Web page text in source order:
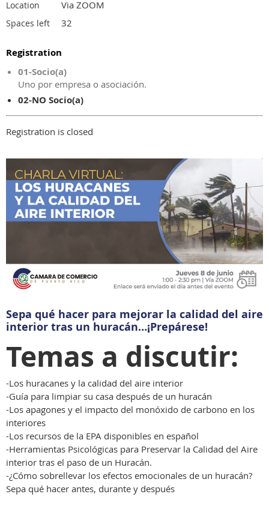
Location Via ZOOM
Spaces left 32
Registration
01-Socio(a)
Uno por empresa o asociación.
02-NO Socio(a)
Registration is closed
Sepa qué hacer para mejorar la calidad del aire
interior tras un huracán…¡Prepárese!
Temas a discutir:
-Los huracanes y la calidad del aire interior
-Guía para limpiar su casa después de un huracán
-Los apagones y el impacto del monóxido de carbono en los
interiores
-Los recursos de la EPA disponibles en español
-Herramientas Psicológicas para Preservar la Calidad del Aire
interior tras el paso de un Huracán.
-¿Cómo sobrellevar los efectos emocionales de un huracán?
Sepa qué hacer antes, durante y después